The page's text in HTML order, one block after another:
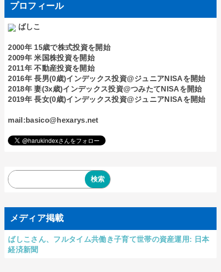
プロフィール
ばしこ
2000年 15歳で株式投資を開始
2009年 米国株投資を開始
2011年 不動産投資を開始
2016年 長男(0歳)インデックス投資@ジュニアNISAを開始
2018年 妻(3x歳)インデックス投資@つみたてNISAを開始
2019年 長女(0歳)インデックス投資@ジュニアNISAを開始
mail:basico@hexarys.net
メディア掲載
ばしこさん、フルタイム共働き子育て世帯の資産運用: 日本
経済新聞